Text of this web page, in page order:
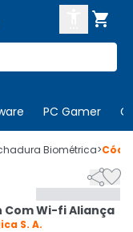

PC Gamer
Biométrica>

Wi-fi Aliança
S. A.